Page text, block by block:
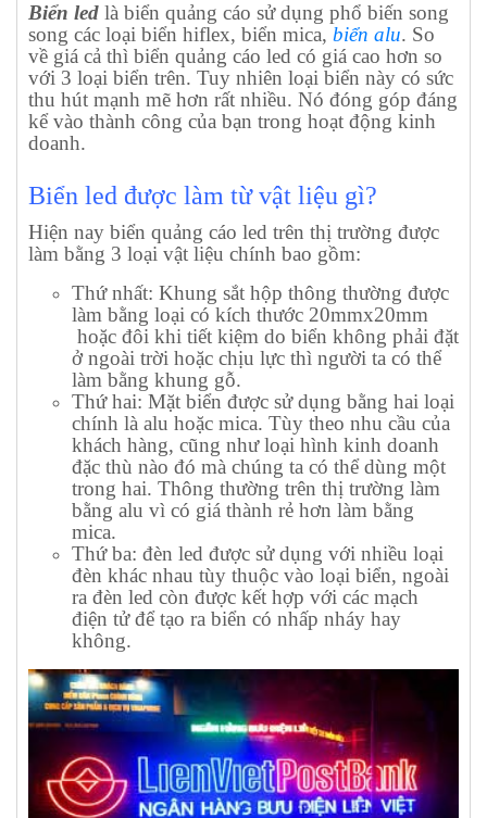
Biển led là biển quảng cáo sử dụng phổ biến song
song các loại biển hiflex, biển mica, biển alu. So
về giá cả thì biển quảng cáo led có giá cao hơn so
với 3 loại biển trên. Tuy nhiên loại biển này có sức
thu hút mạnh mẽ hơn rất nhiều. Nó đóng góp đáng
kể vào thành công của bạn trong hoạt động kinh
doanh.
Biển led được làm từ vật liệu gì?
Hiện nay biển quảng cáo led trên thị trường được
làm bằng 3 loại vật liệu chính bao gồm:
Thứ nhất: Khung sắt hộp thông thường được
làm bằng loại có kích thước 20mmx20mm
hoặc đôi khi tiết kiệm do biển không phải đặt
ở ngoài trời hoặc chịu lực thì người ta có thể
làm bằng khung gỗ.
Thứ hai: Mặt biển được sử dụng bằng hai loại
chính là alu hoặc mica. Tùy theo nhu cầu của
khách hàng, cũng như loại hình kinh doanh
đặc thù nào đó mà chúng ta có thể dùng một
trong hai. Thông thường trên thị trường làm
bằng alu vì có giá thành rẻ hơn làm bằng
mica.
Thứ ba: đèn led được sử dụng với nhiều loại
đèn khác nhau tùy thuộc vào loại biển, ngoài
ra đèn led còn được kết hợp với các mạch
điện tử để tạo ra biển có nhấp nháy hay
không.